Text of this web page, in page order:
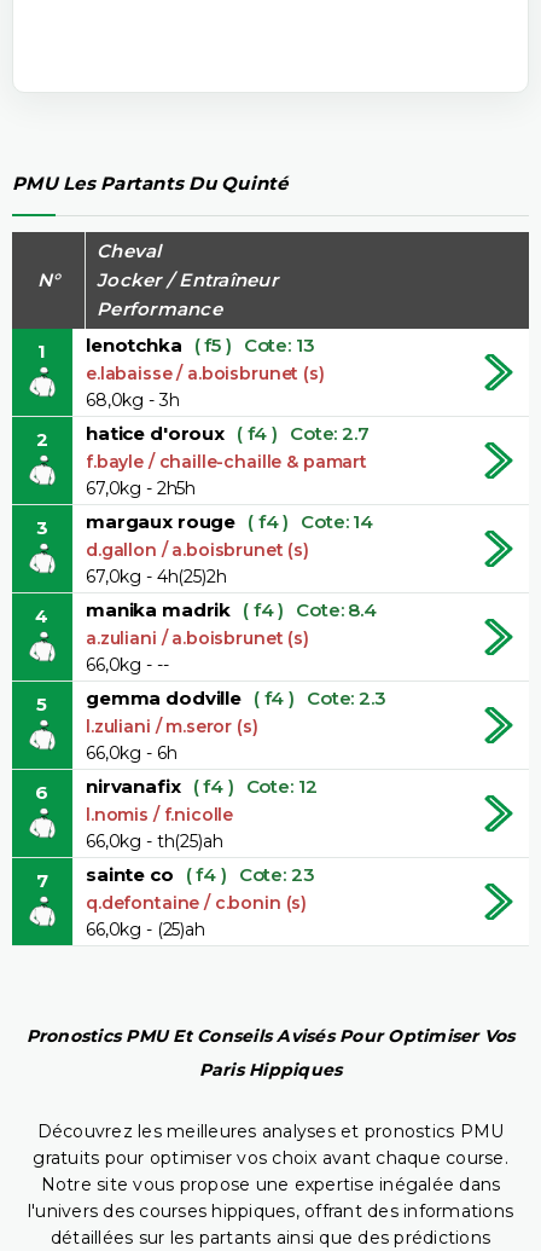
PMU Les Partants Du Quinté
N°
Cheval
Jocker / Entraîneur
Performance
1
lenotchka ( f5 ) Cote: 13
e.labaisse / a.boisbrunet (s)
68,0kg - 3h
2 hatice d'oroux ( f4 ) Cote: 2.7
f.bayle / chaille-chaille & pamart
67,0kg - 2h5h
3 margaux rouge ( f4 ) Cote: 14
d.gallon / a.boisbrunet (s)
67,0kg - 4h(25)2h
4 manika madrik ( f4 ) Cote: 8.4
a.zuliani / a.boisbrunet (s)
66,0kg - --
5 gemma dodville ( f4 ) Cote: 2.3
l.zuliani / m.seror (s)
66,0kg - 6h
6 nirvanafix ( f4 ) Cote: 12
l.nomis / f.nicolle
66,0kg - th(25)ah
7 sainte co ( f4 ) Cote: 23
q.defontaine / c.bonin (s)
66,0kg - (25)ah
Pronostics PMU Et Conseils Avisés Pour Optimiser Vos
Paris Hippiques
Découvrez les meilleures analyses et pronostics PMU
gratuits pour optimiser vos choix avant chaque course.
Notre site vous propose une expertise inégalée dans
l'univers des courses hippiques, offrant des informations
détaillées sur les partants ainsi que des prédictions